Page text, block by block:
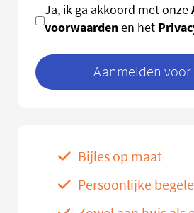
Ja, ik ga akkoord met onze
voorwaardenen het
Aanmelden voor
Bijles op maat
Persoonlijke